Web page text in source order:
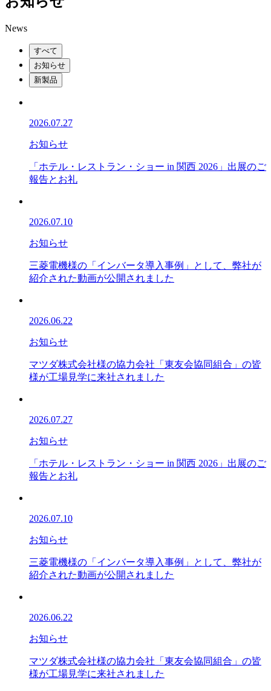
News
すべて
お知らせ
新製品
2026.07.27
お知らせ
「ホテル・レストラン・ショー in 関西 2026」出展のご
報告とお礼
2026.07.10
お知らせ
三菱電機様の「インバータ導入事例」として、弊社が
紹介された動画が公開されました
2026.06.22
お知らせ
マツダ株式会社様の協力会社「東友会協同組合」の皆
様が工場見学に来社されました
2026.07.27
お知らせ
「ホテル・レストラン・ショー in 関西 2026」出展のご
報告とお礼
2026.07.10
お知らせ
三菱電機様の「インバータ導入事例」として、弊社が
紹介された動画が公開されました
2026.06.22
お知らせ
マツダ株式会社様の協力会社「東友会協同組合」の皆
様が工場見学に来社されました